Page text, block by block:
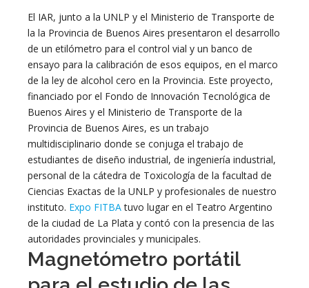
El IAR, junto a la UNLP y el Ministerio de Transporte de
la la Provincia de Buenos Aires presentaron el desarrollo
de un etilómetro para el control vial y un banco de
ensayo para la calibración de esos equipos, en el marco
de la ley de alcohol cero en la Provincia. Este proyecto,
financiado por el Fondo de Innovación Tecnológica de
Buenos Aires y el Ministerio de Transporte de la
Provincia de Buenos Aires, es un trabajo
multidisciplinario donde se conjuga el trabajo de
estudiantes de diseño industrial, de ingeniería industrial,
personal de la cátedra de Toxicología de la facultad de
Ciencias Exactas de la UNLP y profesionales de nuestro
instituto. Expo FITBAtuvo lugar en el Teatro Argentino
de la ciudad de La Plata y contó con la presencia de las
autoridades provinciales y municipales.
Magnetómetro portátil